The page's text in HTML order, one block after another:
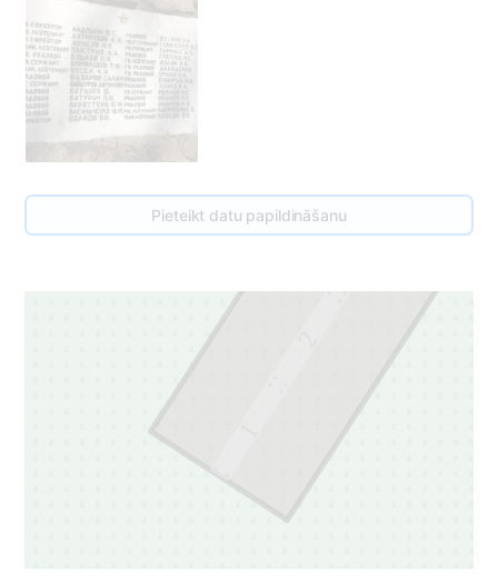
Pieteikt datu papildināšanu
3